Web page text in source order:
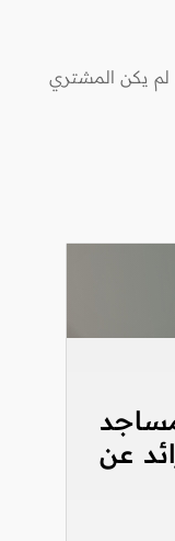
لم يكن المشتري
عن